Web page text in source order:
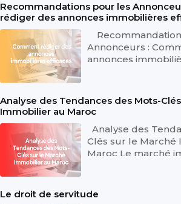
Recommandations pour les
rédiger des annonces immobilières
Annonceurs :
annonces
Analyse des Tendances des Mots-
Immobilier au Maroc
Analyse des
Clés sur le Marché
Maroc Le marché
Le droit de servitude